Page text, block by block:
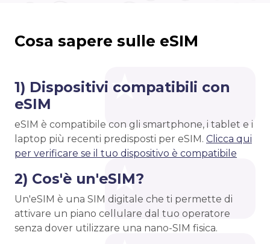
Cosa sapere sulle eSIM
1) Dispositivi compatibili con
eSIM
eSIM è compatibile con gli smartphone, i tablet e i
laptop più recenti predisposti per eSIM. Clicca qui
per verificare se il tuo dispositivo è compatibile
2) Cos'è un'eSIM?
Un'eSIM è una SIM digitale che ti permette di
attivare un piano cellulare dal tuo operatore
senza dover utilizzare una nano-SIM fisica.